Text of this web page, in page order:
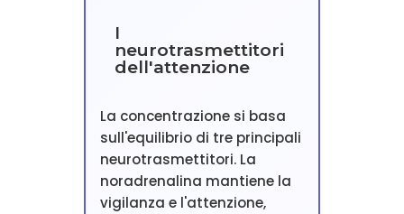
I
neurotrasmettitori
dell'attenzione
La concentrazione si basa
sull'equilibrio di tre principali
neurotrasmettitori. La
noradrenalina mantiene la
vigilanza e l'attenzione,